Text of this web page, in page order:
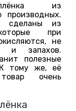
плёнка из
сделаны из
при
не
и запахов.
полезные
К тому же, её
очень